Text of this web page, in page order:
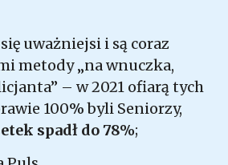
uważniejsi i są coraz
metody „na wnuczka,
– w 2021 ofiarą tych
100% byli Seniorzy,
spadł do 78%;